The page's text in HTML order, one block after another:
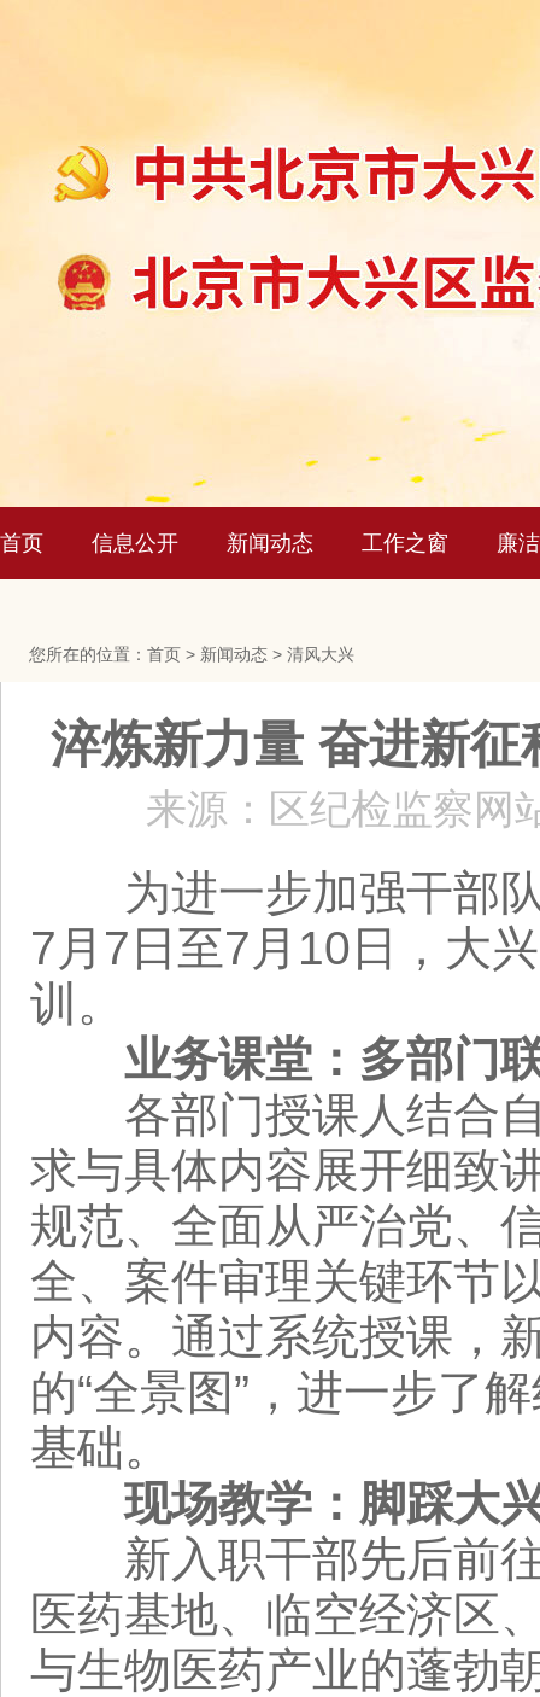
首页 信息公开 新闻动态 工作之窗 廉
您所在的位置： 首页 > 新闻动态 > 清风大兴
淬炼新力量 奋进新
来源：区纪检监察网
为进一步加强干部队
7月7日至7月10日，大
训。
业务课堂：多部门
各部门授课人结合自
求与具体内容展开细致
规范、全面从严治党、
全、案件审理关键环节
内容。通过系统授课，
的“全景图”，进一步了
基础。
现场教学：脚踩大
新入职干部先后前往
医药基地、临空经济区
与生物医药产业的蓬勃